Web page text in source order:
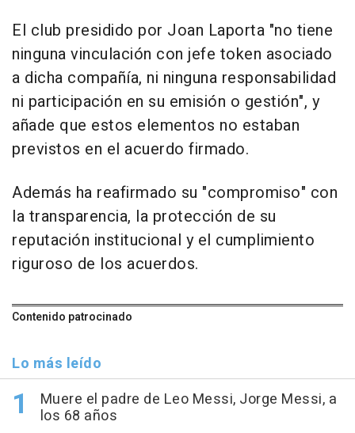
El club presidido por Joan Laporta "no tiene
ninguna vinculación con jefe token asociado
a dicha compañía, ni ninguna responsabilidad
ni participación en su emisión o gestión", y
añade que estos elementos no estaban
previstos en el acuerdo firmado.
Además ha reafirmado su "compromiso" con
la transparencia, la protección de su
reputación institucional y el cumplimiento
riguroso de los acuerdos.
Contenido patrocinado
Lo más leído
Muere el padre de Leo Messi, Jorge Messi, a
los 68 años